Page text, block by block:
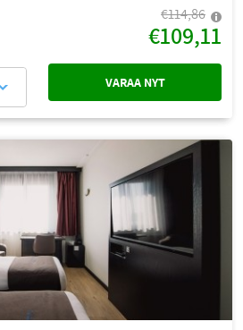
€114,86
€109,11
VARAA NYT